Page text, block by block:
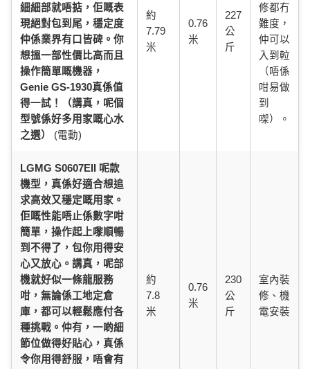
細細部就唔掂，佢嘅表
現絕對包到尾，穩定度
仲係業界有口皆碑。你
想搵一部性價比高而且
操作簡單嘅機器，
Genie GS-1930真係值
得一試！（講真，呢個
型號係好多用家嘅心水
之選）
(電動)
約
7.79
米
0.76
米
227
公
斤
修都冇
難度，
仲可以
入到𨋢
（唔係
咁易做
到
㗎）。
LGMG S0607EII 呢款
機型，真係好適合想追
求高效又穩定嘅用家。
佢嘅性能唔止係數字咁
簡單，操作起上嚟順暢
到不得了，包你用得安
心又放心。講真，呢部
機就好似一條龍服務
咁，無論係工地定倉
庫，都可以輕鬆應付各
種挑戰。仲有，一啲細
節位做得好貼心，真係
令你用得舒服，唔會有
約
7.8
米
0.76
米
230
公
斤
室內裝
修、機
電安裝